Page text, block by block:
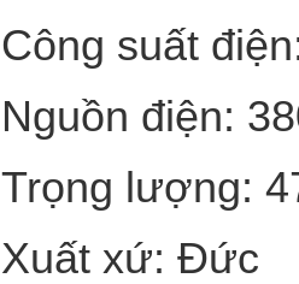
Công suất
Nguồn điện:
Trọng lượng:
Xuất xứ: Đức